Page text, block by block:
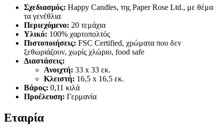
Σχεδιασμός: Happy Candles, της Paper Rose Ltd., με θέμα
τα γενέθλια
Περιεχόμενο: 20 τεμάχια
Υλικό: 100% χαρτοπολτός
Πιστοποιήσεις: FSC Certified, χρώματα που δεν
ξεθωριάζουν, χωρίς χλώριο, food safe
Διαστάσεις:
Ανοιχτή: 33 x 33 εκ.
Κλειστή: 16,5 x 16,5 εκ.
Βάρος: 0,11 κιλά
Προέλευση: Γερμανία
Εταιρία